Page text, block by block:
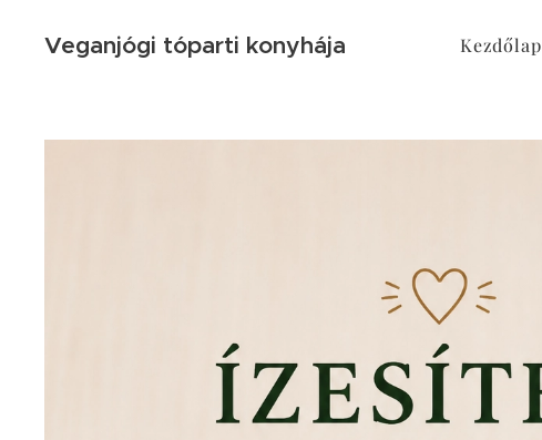
Veganjógi tóparti konyhája Kezdőlap